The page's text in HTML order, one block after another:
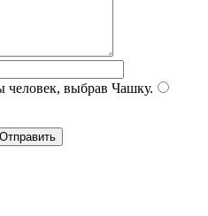
человек, выбрав Чашку.